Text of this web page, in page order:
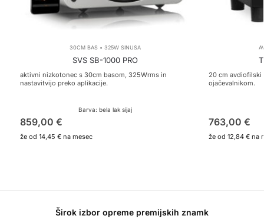
30CM BAS • 325W SINUSA
SVS SB-1000 PRO
aktivni nizkotonec s 30cm basom, 325Wrms in
nastavitvijo preko aplikacije.
Barva: bela lak sijaj
859,00 €
že od 14,45 €na mesec
20 cm avdiofilski
ojačevalnikom.
763,00 €
že od 12,84 €na
Širok izbor opreme premijskih znamk